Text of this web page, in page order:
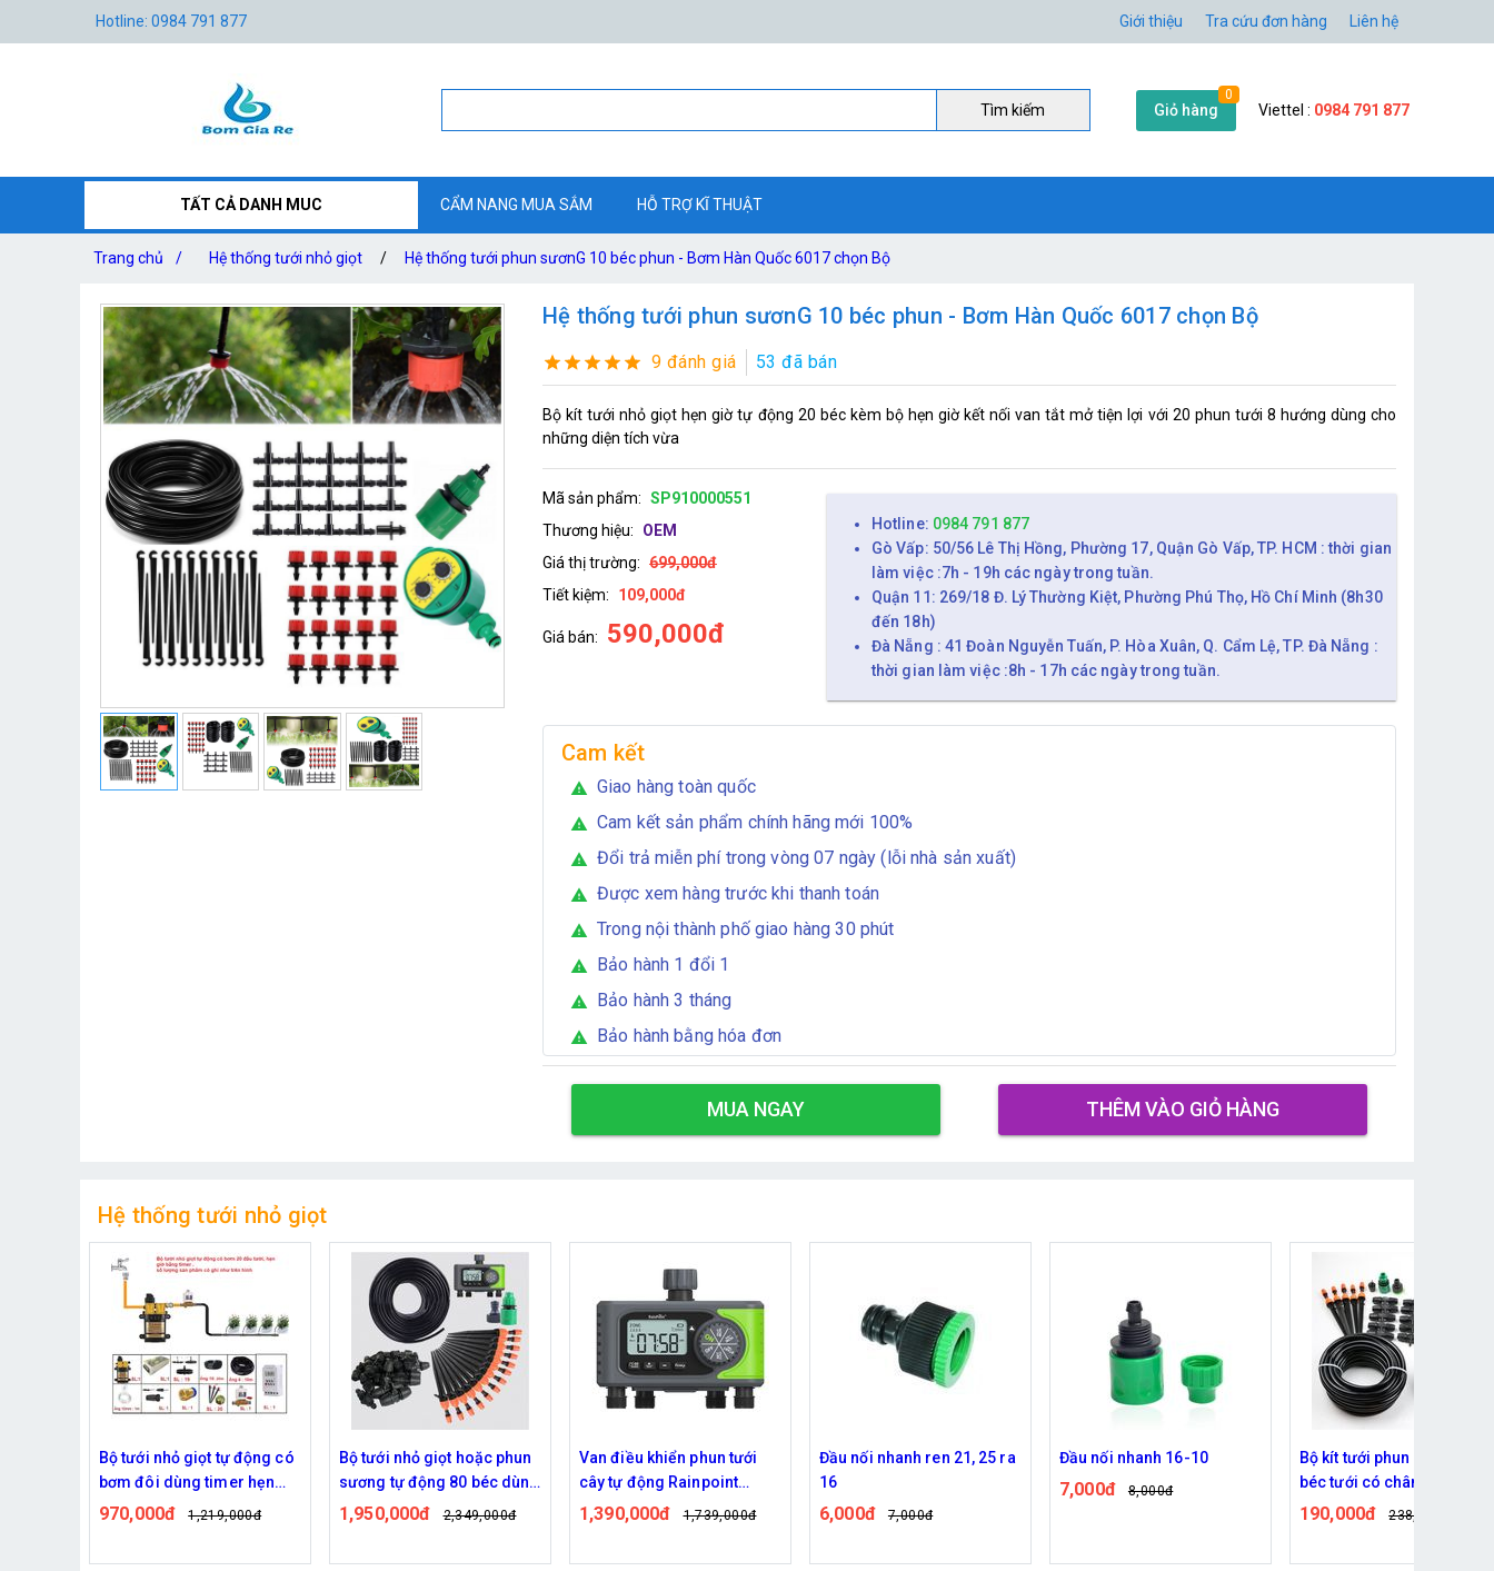
Hotline: 0984 791 877 Giới thiệu Tra cứu đơn hàng Liên hệ
Tìm kiếm Giỏ hàng
0
Viettel : 0984 791 877
TẤT CẢ DANH MUC CẨM NANG MUA SẮM HỖ TRỢ KĨ THUẬT
Trang chủ / Hệ thống tưới nhỏ giọt / Hệ thống tưới phun sươnG 10 béc phun - Bơm Hàn Quốc 6017 chọn Bộ
Hệ thống tưới phun sươnG 10 béc phun - Bơm Hàn Quốc 6017 chọn Bộ
9 đánh giá 53 đã bán
Bộ kít tưới nhỏ giọt hẹn giờ tự động 20 béc kèm bộ hẹn giờ kết nối van tắt mở tiện lợi với 20 phun tưới 8 hướng dùng cho
những diện tích vừa
Mã sản phẩm: SP910000551
Thương hiệu:
OEM
Giá thị trường: 699,000đ
Tiết kiệm:
109,000đ
Giá bán: 590,000đ
Hotline: 0984 791 877
Gò Vấp: 50/56 Lê Thị Hồng, Phường 17, Quận Gò Vấp, TP. HCM : thời gian
làm việc :7h - 19h các ngày trong tuần.
Quận 11: 269/18 Đ. Lý Thường Kiệt, Phường Phú Thọ, Hồ Chí Minh (8h30
đến 18h)
Đà Nẵng : 41 Đoàn Nguyễn Tuấn, P. Hòa Xuân, Q. Cẩm Lệ, TP. Đà Nẵng :
thời gian làm việc :8h - 17h các ngày trong tuần.
Cam kết
warning Giao hàng toàn quốc
warning Cam kết sản phẩm chính hãng mới 100%
warning Đổi trả miễn phí trong vòng 07 ngày (lỗi nhà sản xuất)
warning Được xem hàng trước khi thanh toán
warning Trong nội thành phố giao hàng 30 phút
warning Bảo hành 1 đổi 1
warning Bảo hành 3 tháng
warning Bảo hành bằng hóa đơn
MUA NGAY THÊM VÀO GIỎ HÀNG
Hệ thống tưới nhỏ giọt
Bộ tưới nhỏ giọt hoặc phun
sương tự động 80 béc dùng
van nước hẹn giờ RainPoint
1,950,000đ 2,349,000đ
Van điều khiển phun tưới
cây tự động Rainpoint
ITV405
1,390,000đ 1,739,000đ
Đầu nối nhanh ren 21, 25 ra
16
6,000đ 7,000đ
Đầu nối nhanh 16-10
7,000đ
Bộ kít tưới phun nhỏ giọt 20
béc tưới có chân cắm
Bộ kít tưới nhỏ giọt 20 béc
tưới 8 tia có chân cắm
150,000đ 178,000đ